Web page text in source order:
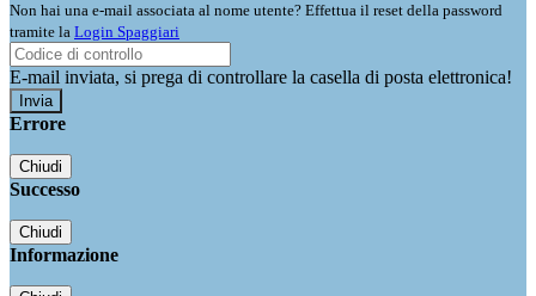
Non hai una e-mail associata al nome utente? Effettua il reset della password
tramite la Login Spaggiari
E-mail inviata, si prega di controllare la casella di posta elettronica!
Errore
Chiudi
Successo
Chiudi
Informazione